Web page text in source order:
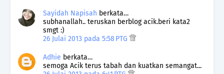
Sayidah Napisah berkata…
subhanallah.. teruskan berblog acik.beri kata2
smgt :)
26 Julai 2013 pada 5:58 PTG
Adhie berkata…
semoga Acik terus tabah dan kuatkan semangat...